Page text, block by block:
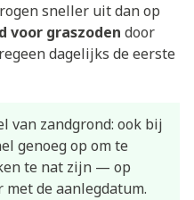
sneller uit dan op
voor graszoden door
dagelijks de eerste
van zandgrond: ook bij
genoeg op om te
te nat zijn — op
de aanlegdatum.